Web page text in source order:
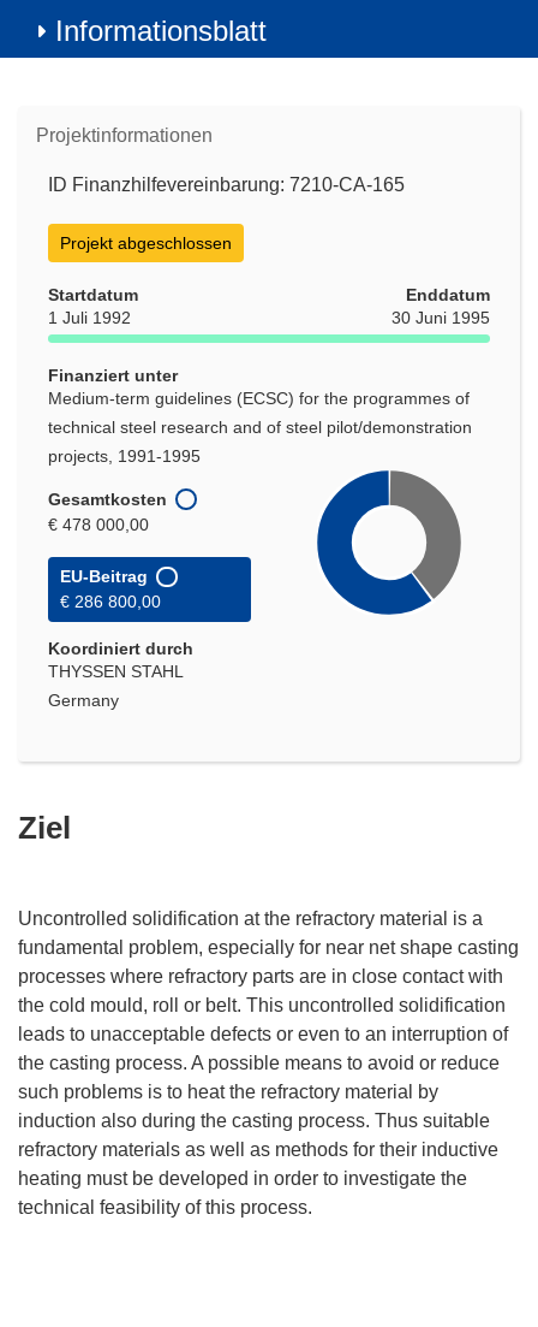
Informationsblatt
Projektinformationen
ID Finanzhilfevereinbarung: 7210-CA-165
Projekt abgeschlossen
Startdatum
1 Juli 1992
Enddatum
30 Juni 1995
Finanziert unter
Medium-term guidelines (ECSC) for the programmes of
technical steel research and of steel pilot/demonstration
projects, 1991-1995
Gesamtkosten
€ 478 000,00
EU-Beitrag
€ 286 800,00
Koordiniert durch
THYSSEN STAHL
Germany
Ziel
Uncontrolled solidification at the refractory material is a
fundamental problem, especially for near net shape casting
processes where refractory parts are in close contact with
the cold mould, roll or belt. This uncontrolled solidification
leads to unacceptable defects or even to an interruption of
the casting process. A possible means to avoid or reduce
such problems is to heat the refractory material by
induction also during the casting process. Thus suitable
refractory materials as well as methods for their inductive
heating must be developed in order to investigate the
technical feasibility of this process.